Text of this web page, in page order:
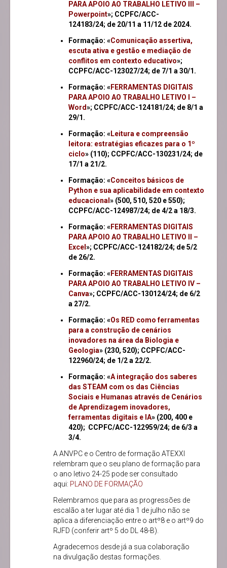
PARA APOIO AO TRABALHO LETIVO III –
Powerpoint»; CCPFC/ACC-
124183/24; de 20/11 a 11/12 de 2024.
Formação: «Comunicação assertiva,
escuta ativa e gestão e mediação de
conflitos em contexto educativo»;
CCPFC/ACC-123027/24; de 7/1 a 30/1.
Formação: «FERRAMENTAS DIGITAIS
PARA APOIO AO TRABALHO LETIVO I –
Word»; CCPFC/ACC-124181/24; de 8/1 a
29/1.
Formação: «Leitura e compreensão
leitora: estratégias eficazes para o 1º
ciclo» (110); CCPFC/ACC-130231/24; de
17/1 a 21/2.
Formação: «Conceitos básicos de
Python e sua aplicabilidade em contexto
educacional » (500, 510, 520 e 550);
CCPFC/ACC-124987/24; de 4/2 a 18/3.
Formação: «FERRAMENTAS DIGITAIS
PARA APOIO AO TRABALHO LETIVO II –
Excel »; CCPFC/ACC-124182/24; de 5/2
de 26/2.
Formação: «FERRAMENTAS DIGITAIS
PARA APOIO AO TRABALHO LETIVO IV –
Canva»; CCPFC/ACC-130124/24; de 6/2
a 27/2.
Formação: «Os RED como ferramentas
para a construção de cenários
inovadores na área da Biologia e
Geologia» (230, 520); CCPFC/ACC-
122960/24; de 1/2 a 22/2.
Formação: «A integração dos saberes
das STEAM com os das Ciências
Sociais e Humanas através de Cenários
de Aprendizagem inovadores,
ferramentas digitais e IA» (200, 400 e
420); CCPFC/ACC-122959/24; de 6/3 a
3/4.
A ANVPC e o Centro de formação ATEXXI
relembram que o seu plano de formação para
o ano letivo 24-25 pode ser consultado
aqui: PLANO DE FORMAÇÃO
Relembramos que para as progressões de
escalão a ter lugar até dia 1 de julho não se
aplica a diferenciação entre o artº8 e o artº9 do
RJFD (conferir artº 5 do DL 48-B).
Agradecemos desde já a sua colaboração
na divulgação destas formações.